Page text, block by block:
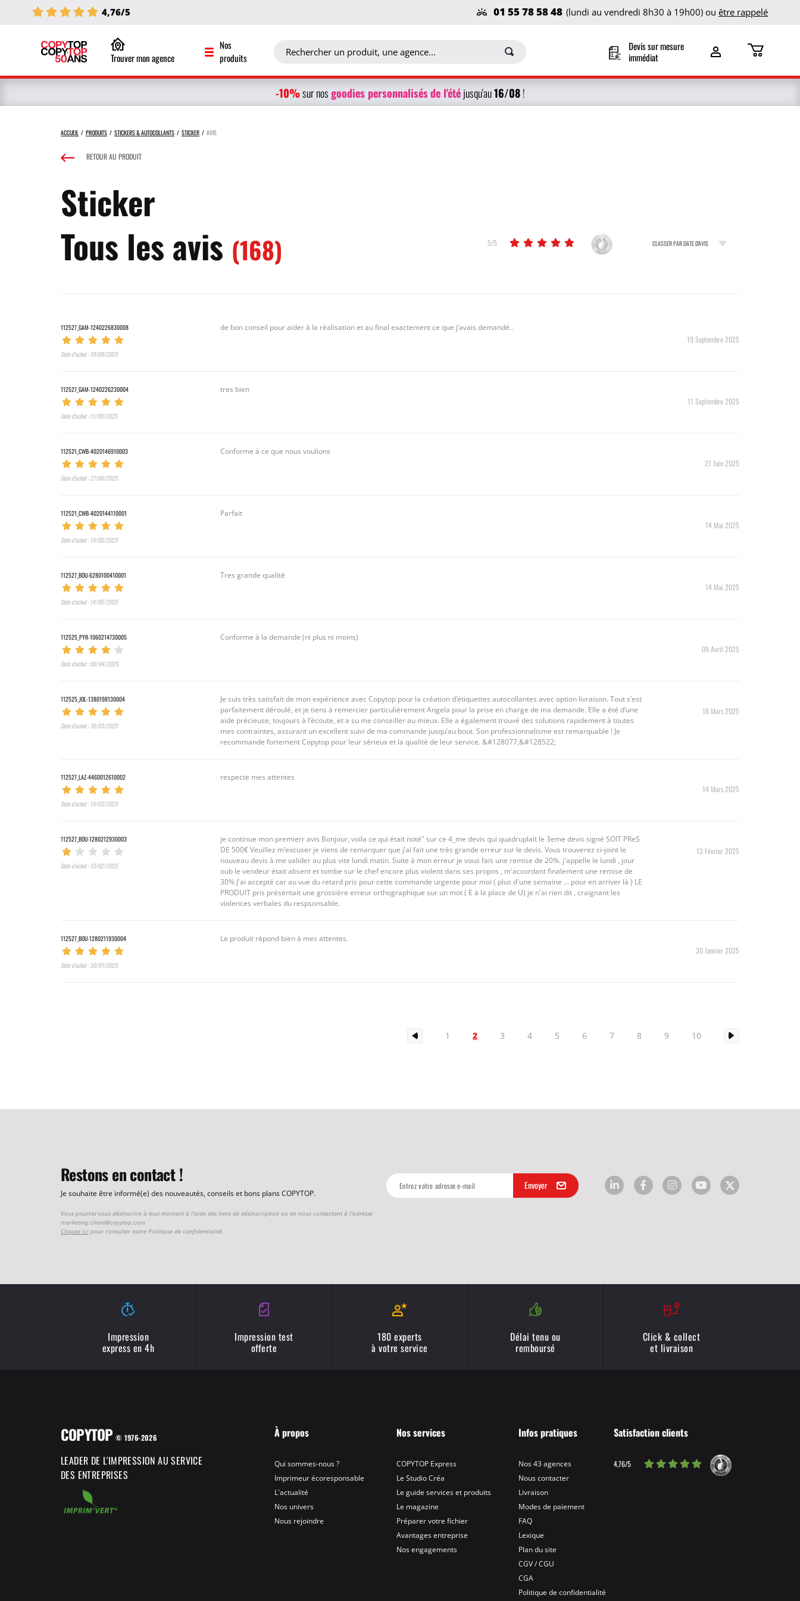
4,76/5 01 55 78 58 48 (lundi au vendredi 8h30 à 19h00) ouêtre rappelé
Trouver mon agence
Nos
produits
Devis sur mesure
immédiat
-10%sur nosgoodies personnalisésde l'étéjusqu'au16/08!
ACCUEIL PRODUITS STICKERS & AUTOCOLLANTS STICKER AVIS
RETOUR AU PRODUIT
Sticker
Tous les avis (168) 5/5
112527_GAM-1240226830008
Date d’achat : 19/09/2025
de bon conseil pour aider à la réalisation et au final exactement ce que j’avais demandé..
19 Septembre 2025
112527_GAM-1240226230004
Date d’achat : 11/09/2025
tres bien
11 Septembre 2025
112521_CWB-4020146910003
Date d’achat : 27/06/2025
Conforme à ce que nous voulions
27 Juin 2025
112521_CWB-4020144110001
Date d’achat : 14/05/2025
Parfait
14 Mai 2025
112527_BOU-6280100410001
Date d’achat : 14/05/2025
Tres grande qualité
14 Mai 2025
112525_PYR-1060214730005
Date d’achat : 09/04/2025
Conforme à la demande (ni plus ni moins)
09 Avril 2025
112525_JOL-1380198130004
Date d’achat : 18/03/2025
Je suis très satisfait de mon expérience avec Copytop pour la création d’étiquettes autocollantes avec option livraison. Tout s’est
parfaitement déroulé, et je tiens à remercier particulièrement Angela pour la prise en charge de ma demande. Elle a été d’une
aide précieuse, toujours à l’écoute, et a su me conseiller au mieux. Elle a également trouvé des solutions rapidement à toutes
mes contraintes, assurant un excellent suivi de ma commande jusqu’au bout. Son professionnalisme est remarquable ! Je
recommande fortement Copytop pour leur sérieux et la qualité de leur service. &#128077;&#128522;
18 Mars 2025
112527_LAZ-4460012610002
Date d’achat : 14/03/2025
respecte mes attentes
14 Mars 2025
112527_BOU-1280212930003
Date d’achat : 13/02/2025
je continue mon premierr avis Bonjour, voila ce qui était noté" sur ce 4_me devis qui quadruplait le 3eme devis signé SOIT PReS
DE 500€ Veuillez m’excuser je viens de remarquer que j’ai fait une très grande erreur sur le devis. Vous trouverez ci-joint le
nouveau devis à me valider au plus vite lundi matin. Suite à mon erreur je vous fais une remise de 20%. j'appelle le lundi , jour
oub le vendeur était absent et tombe sur le chef encore plus violent dans ses propos , m'accordant finalement une remise de
30% J'ai accepté car au vue du retard pris pour cette commande urgente pour moi ( plus d'une semaine ... pour en arriver là ) LE
PRODUIT pris présentait une grossière erreur orthographique sur un mot ( E à la place de U) je n'ai rien dit , craignant les
violences verbales du respsonsable.
13 Février 2025
112527_BOU-1280211930004
Date d’achat : 30/01/2025
Le produit répond bien à mes attentes.
30 Janvier 2025
1 2 3 4 5 6 7 8 9 10
Restons en contact !
Je souhaite être informé(e) des nouveautés, conseils et bons plans COPYTOP.
Vous pourrez vous désinscrire à tout moment à l'aide des liens de désinscription ou en nous contactant à l'adresse
marketing.client@copytop.com
Cliquez ici pour consulter notre Politique de confidentialité.
Impression
express en 4h
Impression test
offerte
180 experts
à votre service
Délai tenu ou
remboursé
Click & collect
et livraison
COPYTOP © 1976-2026
LEADER DE L'IMPRESSION AU SERVICE
DES ENTREPRISES
À propos
Qui sommes-nous ?
Imprimeur écoresponsable
L'actualité
Nos univers
Nous rejoindre
Nos services
COPYTOP Express
Le Studio Créa
Le guide services et produits
Le magazine
Préparer votre fichier
Avantages entreprise
Nos engagements
Infos pratiques
Nos 43 agences
Nous contacter
Livraison
Modes de paiement
FAQ
Lexique
Plan du site
CGV / CGU
CGA
Politique de confidentialité
Satisfaction clients
4,76/5